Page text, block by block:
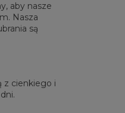
aby nasze
Nasza
są
z cienkiego i